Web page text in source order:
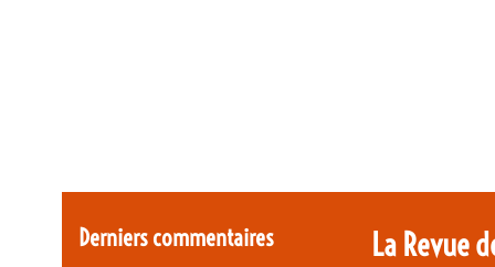
Derniers commentaires
La Revue